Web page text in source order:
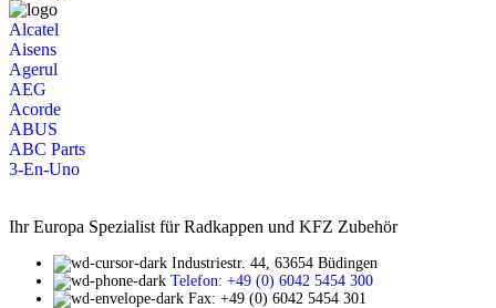
Alcatel
Aisens
Agerul
AEG
Acorde
ABUS
ABC Parts
3-En-Uno
Ihr Europa Spezialist für Radkappen und KFZ Zubehör
Industriestr. 44, 63654 Büdingen
Telefon: +49 (0) 6042 5454 300
Fax: +49 (0) 6042 5454 301